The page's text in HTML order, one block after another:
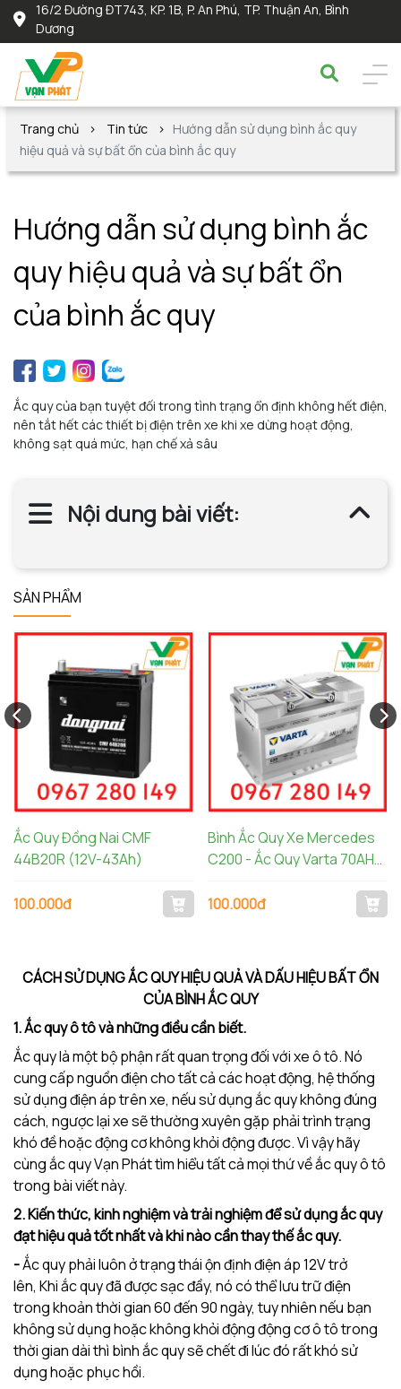
16/2 Đường ĐT743, KP. 1B, P. An Phú, TP. Thuận An, Bình
Dương
Trang chủ Tin tức
Hướng dẫn sử dụng bình ắc quy
hiệu quả và sự bất ổn của bình ắc quy
Hướng dẫn sử dụng bình ắc
quy hiệu quả và sự bất ổn
của bình ắc quy
Ắc quy của bạn tuyệt đối trong tình trạng ổn định không hết điện,
nên tắt hết các thiết bị điện trên xe khi xe dừng hoạt động,
không sạt quá mức, hạn chế xả sâu
Nội dung bài viết:
SẢN PHẨM
Ắc Quy Đồng Nai CMF
44B20R (12V-43Ah)
100.000đ
Bình Ắc Quy Xe Mercedes
C200 - Ắc Quy Varta 70AH
100.000đ
CÁCH SỬ DỤNG ẮC QUY HIỆU QUẢ VÀ DẤU HIỆU BẤT ỔN
CỦA BÌNH ẮC QUY
1. Ắc quy ô tô và những điều cần biết.
Ắc quy là một bộ phận rất quan trọng đối với xe ô tô. Nó
cung cấp nguồn điện cho tất cả các hoạt động, hệ thống
sử dụng điện áp trên xe, nếu sử dụng ắc quy không đúng
cách, ngược lại xe sẽ thường xuyên gặp phải trình trạng
khó đề hoặc động cơ không khỏi động được. Vì vậy hãy
cùng ắc quy Vạn Phát tìm hiểu tất cả mọi thứ về ắc quy ô tô
trong bài viết này.
2. Kiến thức, kinh nghiệm và trải nghiệm để sử dụng ắc quy
đạt hiệu quả tốt nhất và khi nào cần thay thế ắc quy.
-Ắc quy phải luôn ở trạng thái ộn định điện áp 12V trở
lên, Khi ắc quy đã được sạc đầy, nó có thể lưu trữ điện
trong khoản thời gian 60 đến 90 ngày, tuy nhiên nếu bạn
không sử dụng hoặc không khỏi động động cơ ô tô trong
thời gian dài thì bình ắc quy sẽ chết đi lúc đó rất khó sử
dụng hoặc phục hồi.